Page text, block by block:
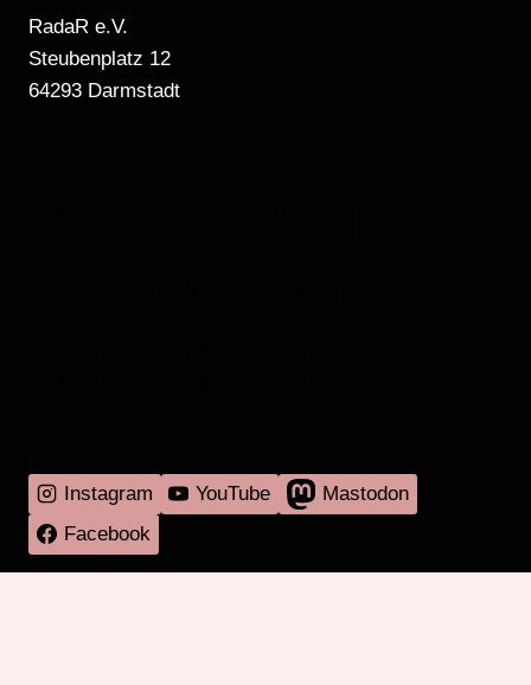
RadaR e.V.
Steubenplatz 12
64293 Darmstadt
Instagram YouTube
Mastodon
Facebook